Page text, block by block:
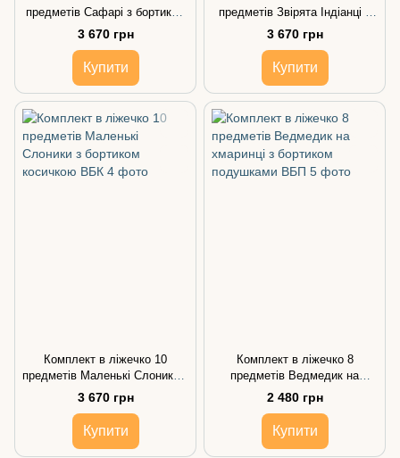
предметів Сафарі з бортиком
косичкою
3 670 грн
Купити
предметів Звірята Індіанці з
бортиком косичкою
3 670 грн
Купити
Комплект в ліжечко 10
предметів Маленькі Слоники з
бортиком косичкою
3 670 грн
Купити
Комплект в ліжечко 8
предметів Ведмедик на
хмаринці з бортиком
подушками
2 480 грн
Купити